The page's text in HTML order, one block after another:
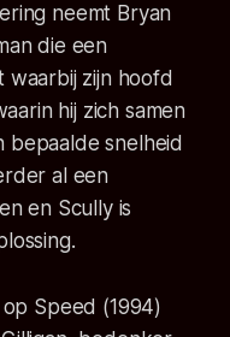
neemt Bryan
die een
waarbij zijn hoofd
hij zich samen
snelheid
al een
en Scully is
Speed (1994)